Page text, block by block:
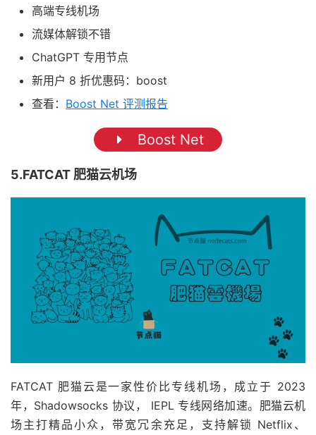
高端专线机场
流媒体解锁不错
ChatGPT 专用节点
新用户 8 折优惠码：boost
查看： Boost Net 评测报告
Boost Net
5.FATCAT 肥猫云机场
FATCAT 肥猫云是一家性价比专线机场，成立于 2023
年，Shadowsocks 协议， IEPL 专线网络加速。肥猫云机
场主打精品小众，带宽冗余充足，支持解锁 Netflix、